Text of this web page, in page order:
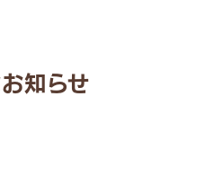
知らせ